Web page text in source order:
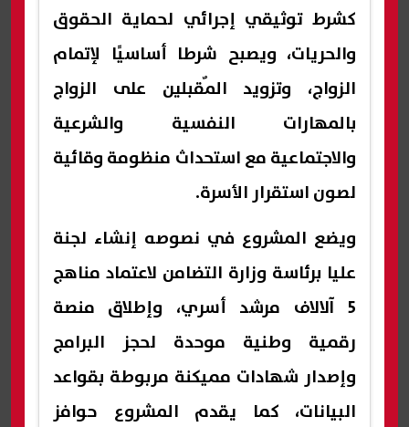
كشرط توثيقي إجرائي لحماية الحقوق
والحريات، ويصبح شرطا أساسيًا لإتمام
الزواج، وتزويد المٌقبلين على الزواج
بالمهارات النفسية والشرعية
والاجتماعية مع استحداث منظومة وقائية
لصون استقرار الأسرة.
ويضع المشروع في نصوصه إنشاء لجنة
عليا برئاسة وزارة التضامن لاعتماد مناهج
5 آلالاف مرشد أسري، وإطلاق منصة
رقمية وطنية موحدة لحجز البرامج
وإصدار شهادات مميكنة مربوطة بقواعد
البيانات، كما يقدم المشروع حوافز